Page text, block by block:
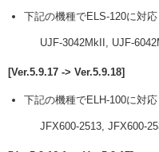
下記の機種でELS-120に対応
UJF-3042MkII, UJF-
[Ver.5.9.17 -> Ver.5.9.18]
下記の機種でELH-100に対応
JFX600-2513, JFX600-